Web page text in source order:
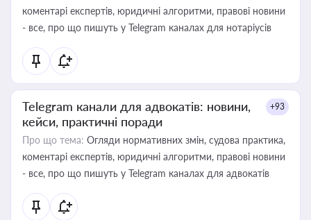
коментарі експертів, юридичні алгоритми, правові новини
- все, про що пишуть у Telegram каналах для нотаріусів
Telegram канали для адвокатів: новини,
кейси, практичні поради
+93
Про що тема: Огляди нормативних змін, судова практика,
коментарі експертів, юридичні алгоритми, правові новини
- все, про що пишуть у Telegram каналах для адвокатів